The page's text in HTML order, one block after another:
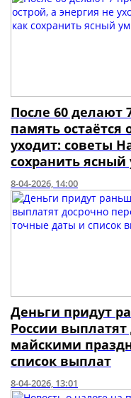
После 60
память остаётся
уходит: советы
сохранить ясный
8-04-2026, 14:00
Деньги придут
России
майскими
список выплат
8-04-2026, 13:01